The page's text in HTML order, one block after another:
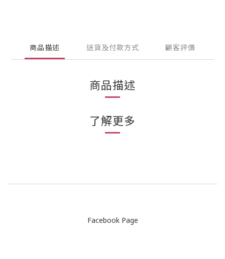
商品描述 送貨及付款方式 顧客評價
商品描述
了解更多
Facebook Page